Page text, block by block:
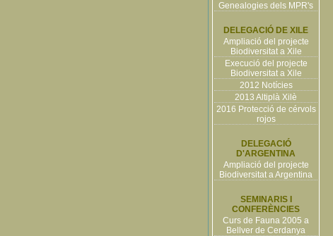
Genealogies dels MPR's
DELEGACIÓ DE XILE
Ampliació del projecte
Biodiversitat a Xile
Execució del projecte
Biodiversitat a Xile
2012 Notícies
2013 Altiplà Xilè
2016 Protecció de cérvols
rojos
DELEGACIÓ
D'ARGENTINA
Ampliació del projecte
Biodiversitat a Argentina
SEMINARIS I
CONFERÈNCIES
Curs de Fauna 2005 a
Bellver de Cerdanya